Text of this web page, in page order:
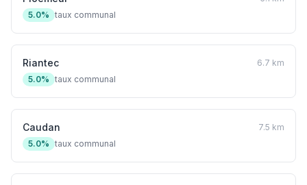
5.0% taux communal
Riantec
6.7 km
5.0% taux communal
Caudan
7.5 km
5.0% taux communal